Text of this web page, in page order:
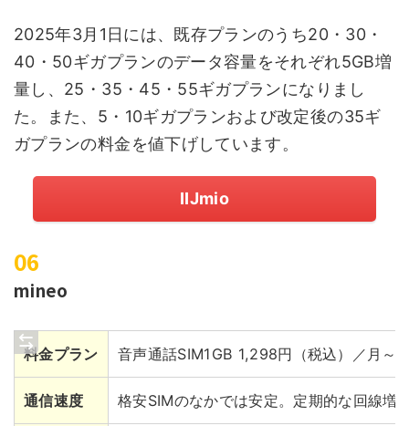
2025年3月1日には、既存プランのうち20・30・
40・50ギガプランのデータ容量をそれぞれ5GB増
量し、25・35・45・55ギガプランになりまし
た。また、5・10ギガプランおよび改定後の35ギ
ガプランの料金を値下げしています。
IIJmio
mineo
料金プラン 音声通話SIM1GB 1,298円（税込）／月～
通信速度 格安SIMのなかでは安定。定期的な回線増